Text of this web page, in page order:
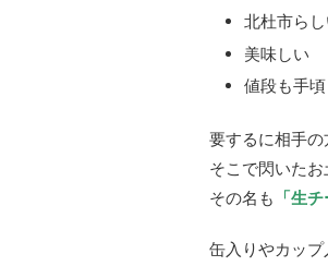
北杜市ら
美味しい
値段も手頃
要するに相手の
そこで閃いたお
その名も 「生
缶入りやカップ